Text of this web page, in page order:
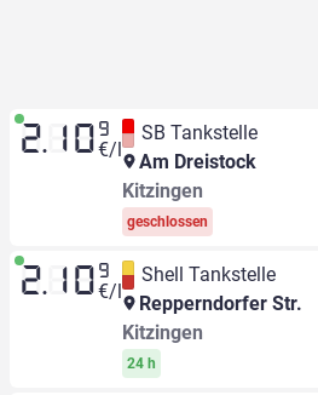
2.10 9
€/l
SB Tankstelle
Am Dreistock
Kitzingen
geschlossen
2.10 9
€/l
Shell Tankstelle
Repperndorfer Str.
Kitzingen
24 h